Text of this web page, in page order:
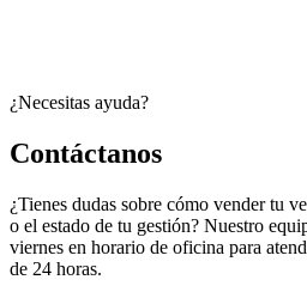
¿Necesitas ayuda?
Contáctanos
¿Tienes dudas sobre cómo vender tu
o el estado de tu gestión? Nuestro
viernes en horario de oficina para
de 24 horas.